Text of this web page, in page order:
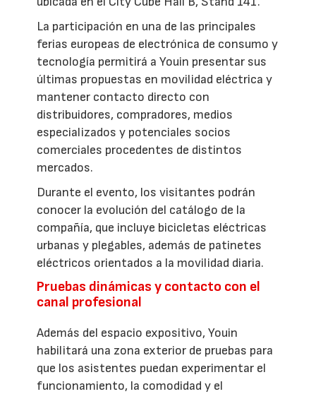
La participación en una de las principales
ferias europeas de electrónica de consumo y
tecnología permitirá a Youin presentar sus
últimas propuestas en movilidad eléctrica y
mantener contacto directo con
distribuidores, compradores, medios
especializados y potenciales socios
comerciales procedentes de distintos
mercados.
Durante el evento, los visitantes podrán
conocer la evolución del catálogo de la
compañía, que incluye bicicletas eléctricas
urbanas y plegables, además de patinetes
eléctricos orientados a la movilidad diaria.
Pruebas dinámicas y contacto con el
canal profesional
Además del espacio expositivo, Youin
habilitará una zona exterior de pruebas para
que los asistentes puedan experimentar el
funcionamiento, la comodidad y el